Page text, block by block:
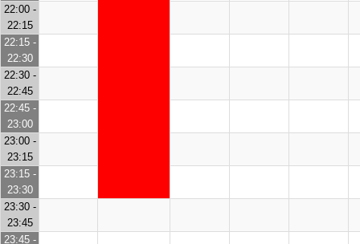
22:00 -
22:15
22:15 -
22:30
22:30 -
22:45
22:45 -
23:00
23:00 -
23:15
23:15 -
23:30
23:30 -
23:45
23:45 -